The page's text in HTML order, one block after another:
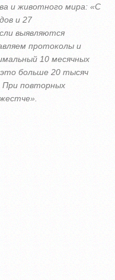
и животного мира: «С
и 27
выявляются
протоколы и
10 месячных
больше 20 тысяч
повторных